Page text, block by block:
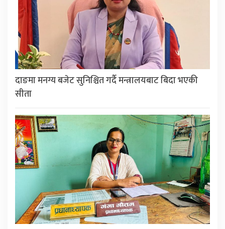
दाङमा मनग्य बजेट सुनिश्चित गर्दै मन्त्रालयबाट बिदा भएकी
सीता